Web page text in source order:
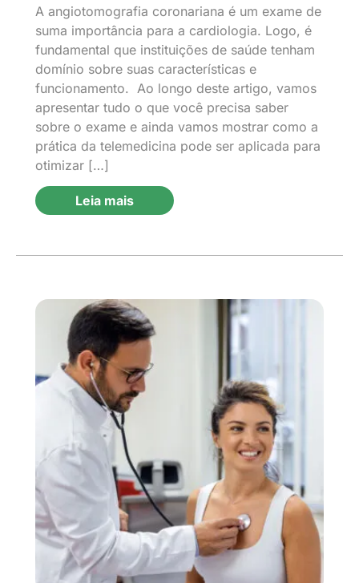
A angiotomografia coronariana é um exame de
suma importância para a cardiologia. Logo, é
fundamental que instituições de saúde tenham
domínio sobre suas características e
funcionamento. Ao longo deste artigo, vamos
apresentar tudo o que você precisa saber
sobre o exame e ainda vamos mostrar como a
prática da telemedicina pode ser aplicada para
otimizar […]
Leia mais